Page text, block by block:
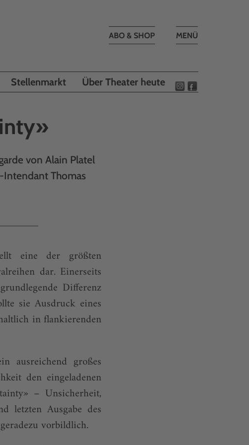
Toggle
MENÜ
ABO & SHOP
Stellenmarkt Über Theater heute
von Alain Platel
Thomas
eine der größten
dar. Einerseits
Differenz
sie Ausdruck eines
in flankierenden
ausreichend großes
den eingeladenen
– Unsicherheit,
letzten Ausgabe des
vorbildlich.